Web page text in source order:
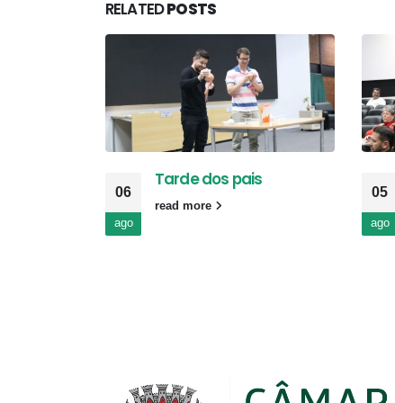
RELATEDPOSTS
06
ago
Tarde dos pais
read more
05
ago